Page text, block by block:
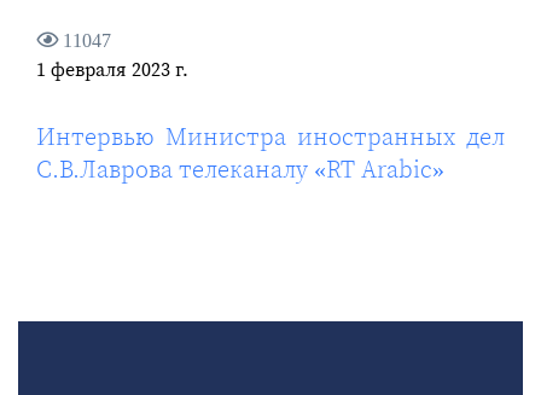
11047
1 февраля 2023 г.
Интервью Министра иностранных дел
С.В.Лаврова телеканалу «RT Arabic»